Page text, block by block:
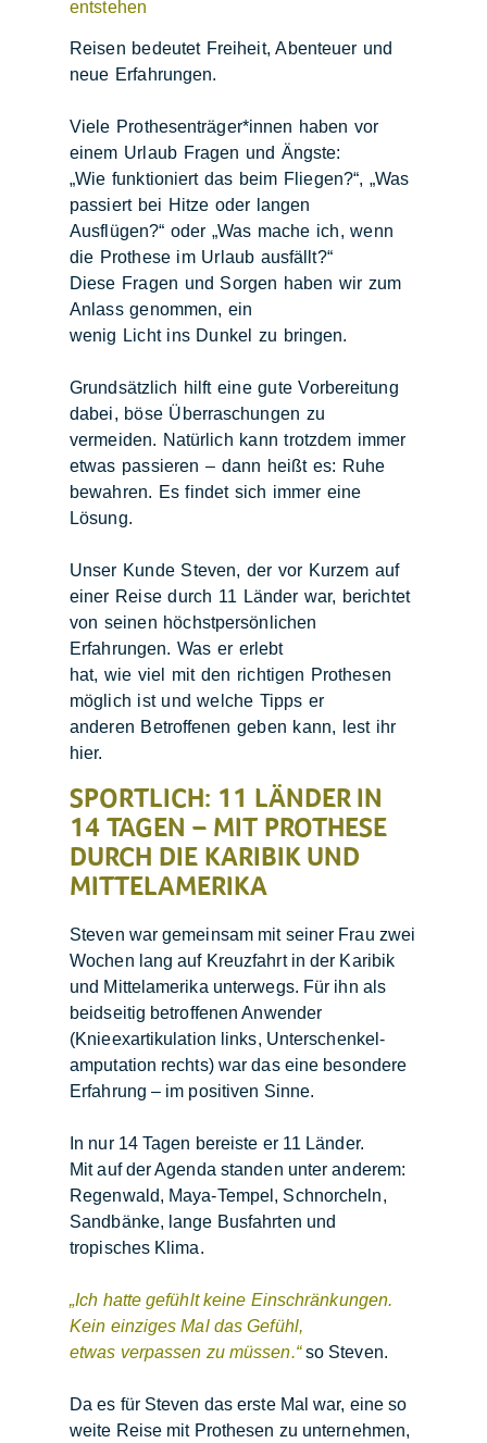
entstehen
Reisen bedeutet Freiheit, Abenteuer und
neue Erfahrungen.
Viele Prothesenträger*innen haben vor
einem Urlaub Fragen und Ängste:
„Wie funktioniert das beim Fliegen?“, „Was
passiert bei Hitze oder langen
Ausflügen?“ oder „Was mache ich, wenn
die Prothese im Urlaub ausfällt?“
Diese Fragen und Sorgen haben wir zum
Anlass genommen, ein
wenig Licht ins Dunkel zu bringen.
Grundsätzlich hilft eine gute Vorbereitung
dabei, böse Überraschungen zu
vermeiden. Natürlich kann trotzdem immer
etwas passieren – dann heißt es: Ruhe
bewahren. Es findet sich immer eine
Lösung.
Unser Kunde Steven, der vor Kurzem auf
einer Reise durch 11 Länder war, berichtet
von seinen höchstpersönlichen
Erfahrungen. Was er erlebt
hat, wie viel mit den richtigen Prothesen
möglich ist und welche Tipps er
anderen Betroffenen geben kann, lest ihr
hier.
SPORTLICH: 11 LÄNDER IN
14 TAGEN – MIT PROTHESE
DURCH DIE KARIBIK UND
MITTELAMERIKA
Steven war gemeinsam mit seiner Frau zwei
Wochen lang auf Kreuzfahrt in der Karibik
und Mittelamerika unterwegs. Für ihn als
beidseitig betroffenen Anwender
(Knieexartikulation links, Unterschenkel-
amputation rechts) war das eine besondere
Erfahrung – im positiven Sinne.
In nur 14 Tagen bereiste er 11 Länder.
Mit auf der Agenda standen unter anderem:
Regenwald, Maya-Tempel, Schnorcheln,
Sandbänke, lange Busfahrten und
tropisches Klima.
„Ich hatte gefühlt keine Einschränkungen.
Kein einziges Mal das Gefühl,
etwas verpassen zu müssen.“so Steven.
Da es für Steven das erste Mal war, eine so
weite Reise mit Prothesen zu unternehmen,